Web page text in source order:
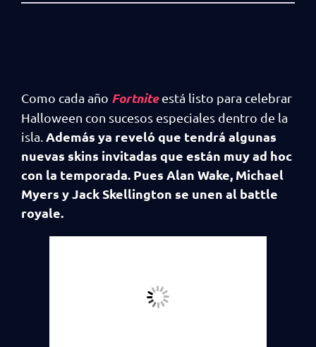
Como cada año Fortniteestá listo para celebrar
Halloween con sucesos especiales dentro de la
isla. Además ya reveló que tendrá algunas
nuevas skins invitadas que están muy ad hoc
con la temporada. Pues Alan Wake, Michael
Myers y Jack Skellington se unen al battle
royale.